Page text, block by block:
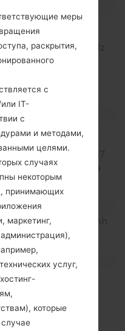
SIM
900/1800/1900 MHz
x 220 пикселей (~157
пикселей на
цветов
Li-Ion 600 mAh
1.0
меры
раскрытия,
с
IT-
с
и методами,
целями.
случаях
некоторым
принимающих
маркетинг,
услуг,
которые